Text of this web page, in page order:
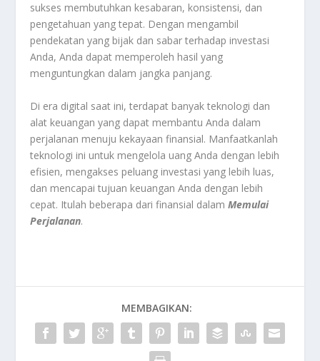
sukses membutuhkan kesabaran, konsistensi, dan
pengetahuan yang tepat. Dengan mengambil
pendekatan yang bijak dan sabar terhadap investasi
Anda, Anda dapat memperoleh hasil yang
menguntungkan dalam jangka panjang.
Di era digital saat ini, terdapat banyak teknologi dan
alat keuangan yang dapat membantu Anda dalam
perjalanan menuju kekayaan finansial. Manfaatkanlah
teknologi ini untuk mengelola uang Anda dengan lebih
efisien, mengakses peluang investasi yang lebih luas,
dan mencapai tujuan keuangan Anda dengan lebih
cepat. Itulah beberapa dari finansial dalamMemulai
Perjalanan.
MEMBAGIKAN: